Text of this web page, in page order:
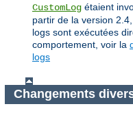
CustomLog étaient
partir de la version
logs sont exécutées
comportement, voir la
logs
Changements